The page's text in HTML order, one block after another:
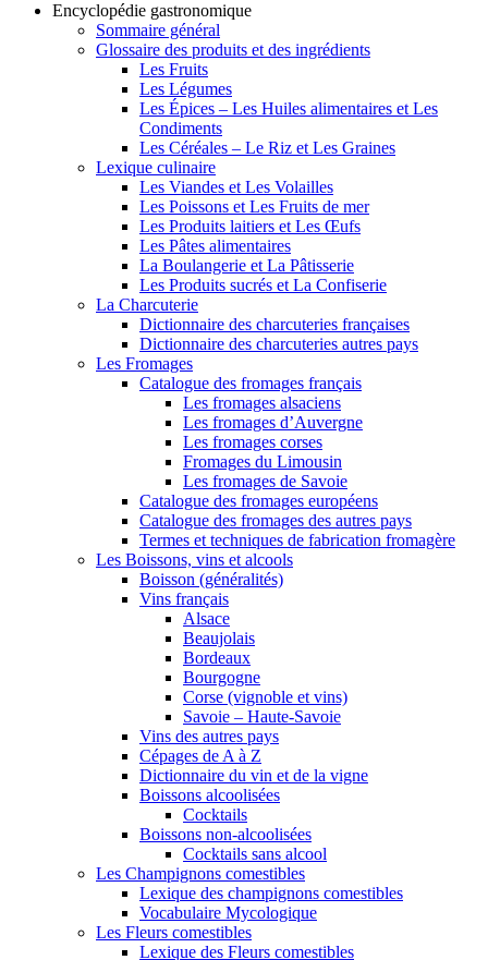
Encyclopédie gastronomique
Sommaire général
Glossaire des produits et des ingrédients
Les Fruits
Les Légumes
Les Épices – Les Huiles alimentaires et Les
Condiments
Les Céréales – Le Riz et Les Graines
Lexique culinaire
Les Viandes et Les Volailles
Les Poissons et Les Fruits de mer
Les Produits laitiers et Les Œufs
Les Pâtes alimentaires
La Boulangerie et La Pâtisserie
Les Produits sucrés et La Confiserie
La Charcuterie
Dictionnaire des charcuteries françaises
Dictionnaire des charcuteries autres pays
Les Fromages
Catalogue des fromages français
Les fromages alsaciens
Les fromages d’Auvergne
Les fromages corses
Fromages du Limousin
Les fromages de Savoie
Catalogue des fromages européens
Catalogue des fromages des autres pays
Termes et techniques de fabrication fromagère
Les Boissons, vins et alcools
Boisson (généralités)
Vins français
Alsace
Beaujolais
Bordeaux
Bourgogne
Corse (vignoble et vins)
Savoie – Haute-Savoie
Vins des autres pays
Cépages de A à Z
Dictionnaire du vin et de la vigne
Boissons alcoolisées
Cocktails
Boissons non-alcoolisées
Cocktails sans alcool
Les Champignons comestibles
Lexique des champignons comestibles
Vocabulaire Mycologique
Les Fleurs comestibles
Lexique des Fleurs comestibles